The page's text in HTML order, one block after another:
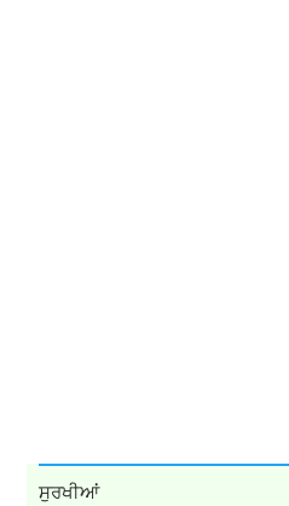
ਸੁਰਖੀਆਂ